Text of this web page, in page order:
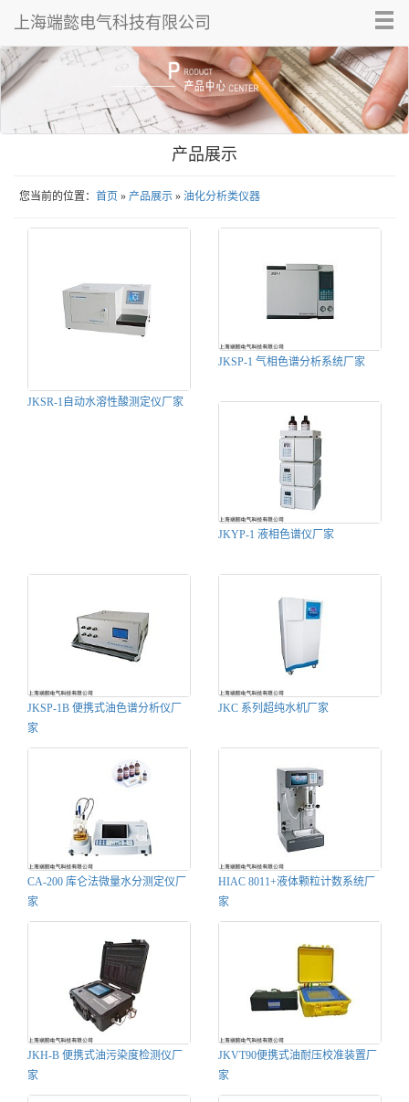
上海端懿电气科技有限公司
产品展示
您当前的位置： 首页 » 产品展示 » 油化分析类仪器
JKSR-1自动水溶性酸测定仪厂家
JKSP-1 气相色谱分析系统厂家
JKYP-1 液相色谱仪厂家
JKSP-1B 便携式油色谱分析仪厂
家
JKC 系列超纯水机厂家
CA-200 库仑法微量水分测定仪厂
家
HIAC 8011+液体颗粒计数系统厂
家
JKH-B 便携式油污染度检测仪厂
家
JKVT90便携式油耐压校准装置厂
家